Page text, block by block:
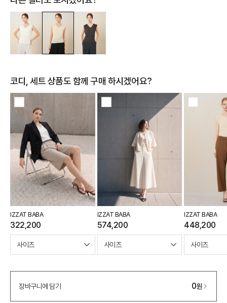
제주 도서산간 지역
배송 가능 지역
코디, 세트 상품도 함께 구매 하시겠어요?
IZZAT BABA
322,200
IZZAT BABA
574,200
IZZAT BABA
448,200
장바구니에 담기 0원